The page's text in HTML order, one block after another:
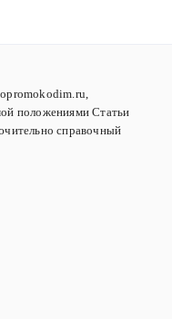
положениями Статьи
справочный